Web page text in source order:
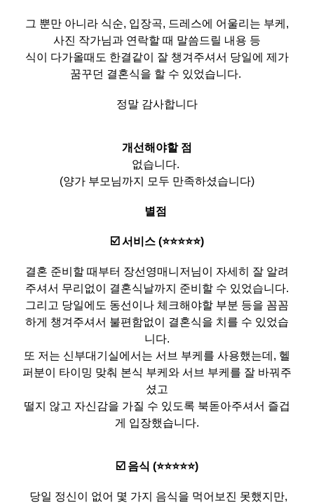
그 뿐만 아니라 식순, 입장곡, 드레스에 어울리는 부케,
사진 작가님과 연락할 때 말씀드릴 내용 등
식이 다가올때도 한결같이 잘 챙겨주셔서 당일에 제가
꿈꾸던 결혼식을 할 수 있었습니다.
정말 감사합니다
개선해야할 점
없습니다.
(양가 부모님까지 모두 만족하셨습니다)
별점
☑️ 서비스 (⭐️⭐️⭐️⭐️⭐️)
결혼 준비할 때부터 장선영매니저님이 자세히 잘 알려
주셔서 무리없이 결혼식날까지 준비할 수 있었습니다.
그리고 당일에도 동선이나 체크해야할 부분 등을 꼼꼼
하게 챙겨주셔서 불편함없이 결혼식을 치를 수 있었습
니다.
또 저는 신부대기실에서는 서브 부케를 사용했는데, 헬
퍼분이 타이밍 맞춰 본식 부케와 서브 부케를 잘 바꿔주
셨고
떨지 않고 자신감을 가질 수 있도록 북돋아주셔서 즐겁
게 입장했습니다.
☑️ 음식 (⭐️⭐️⭐️⭐️⭐️)
당일 정신이 없어 몇 가지 음식을 먹어보진 못했지만,